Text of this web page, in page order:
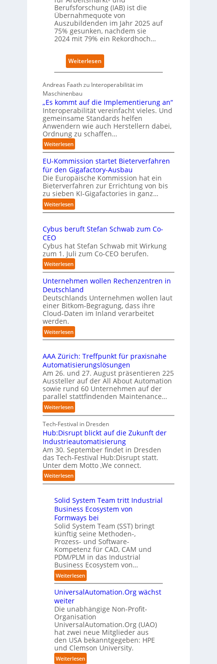
t
z
1
t
z
e
i
t
s
i
h
o
b
u
s
Berufsforschung (IAB) ist die
Übernahmequote von
Auszubildenden im Jahr 2025 auf
75% gesunken, nachdem sie
2024 mit 79% ein Rekordhoch…
Weiterlesen:
Ü
e
n
a
h
m
e
c
h
r
u
e
u
n
v
i
l
e
A
b
l
d
u
n
g
s
t
e
l
l
e
n
b
i
b
e
n
u
n
b
e
s
t
z
Andreas Faath zu Interoperabilität im
Maschinenbau
„Es kommt auf die Implementierung an“
Interoperabilität vereinfacht vieles. Und
gemeinsame Standards helfen
Anwendern wie auch Herstellern dabei,
Ordnung zu schaffen…
Weiterlesen:
„
E
s
k
o
m
m
t
u
d
i
e
I
p
l
e
m
e
n
t
i
r
u
n
g
a
n
“
EU-Kommission startet Bieterverfahren
für den Gigafactory-Ausbau
Die Europäische Kommission hat ein
Bieterverfahren zur Errichtung von bis
zu sieben KI-Gigafactories in ganz…
Weiterlesen:
E
-
o
m
m
i
s
i
o
n
t
a
t
e
t
B
i
e
t
e
r
v
e
r
f
a
h
r
e
f
ü
r
d
e
n
G
i
g
a
f
a
c
t
o
r
y
-
A
u
Cybus beruft Stefan Schwab zum Co-
CEO
Cybus hat Stefan Schwab mit Wirkung
zum 1. Juli zum Co-CEO berufen.
Weiterlesen:
C
y
b
u
s
b
r
u
t
S
t
e
f
a
n
S
h
w
a
b
z
u
m
C
-
C
E
O
Unternehmen wollen Rechenzentren in
Deutschland
Deutschlands Unternehmen wollen laut
einer Bitkom-Begragung, dass ihre
Cloud-Daten im Inland verarbeitet
werden.
Weiterlesen:
U
t
e
r
n
e
h
m
e
n
w
o
l
l
e
n
R
h
e
n
z
e
n
t
r
e
n
n
D
e
u
t
s
c
h
l
AAA Zürich: Treffpunkt für praxisnahe
Automatisierungslösungen
Am 26. und 27. August präsentieren 225
Aussteller auf der All About Automation
sowie rund 60 Unternehmen auf der
parallel stattfindenden Maintenance…
Weiterlesen:
A
A
A
Z
ü
r
i
c
h
T
e
f
f
p
u
n
k
t
f
r
p
r
a
x
i
s
n
a
Tech-Festival in Dresden
Hub:Disrupt blickt auf die Zukunft der
Industrieautomatisierung
Am 30. September findet in Dresden
das Tech-Festival Hub:Disrupt statt.
Unter dem Motto ‚We connect.
Weiterlesen:
H
b
:
D
i
s
r
u
p
t
b
l
i
c
k
t
a
u
f
d
i
Solid System Team tritt Industrial
Business Ecosystem von
Formways bei
Solid System Team (SST) bringt
künftig seine Methoden-,
Prozess- und Software-
Kompetenz für CAD, CAM und
PDM/PLM in das Industrial
Business Ecosystem von…
Weiterlesen:
S
o
i
d
S
y
s
t
e
UniversalAutomation.Org wächst
weiter
Die unabhängige Non-Profit-
Organisation
UniversalAutomation.Org (UAO)
hat zwei neue Mitglieder aus
den USA bekanntgegeben: HPE
und Clemson University.
Weiterlesen: